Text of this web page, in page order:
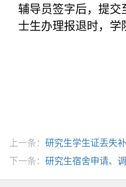
辅导员签字后，提交
士生办理报退时，学
上一条： 研究生学生证丢失
下一条： 研究生宿舍申请、